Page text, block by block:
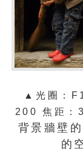
▲光圈：
200焦距：
背景牆壁
的